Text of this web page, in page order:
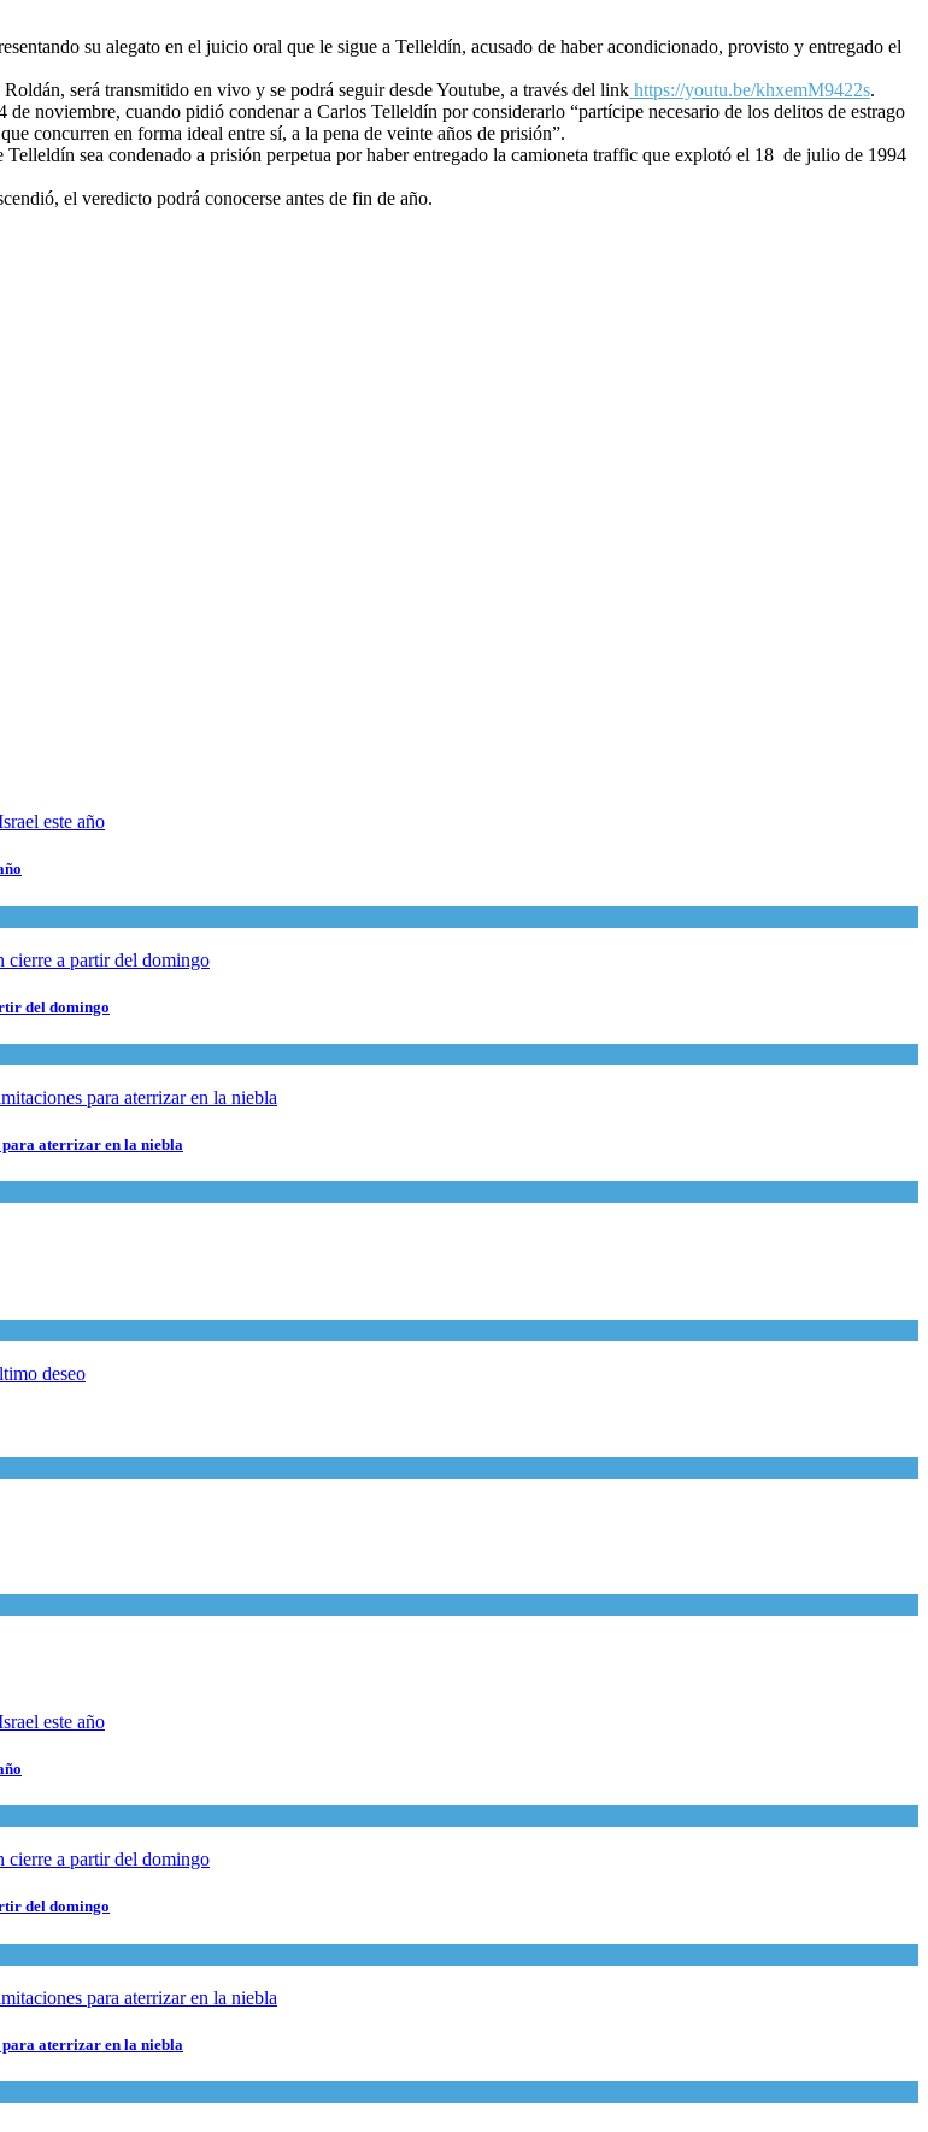
su alegato en el juicio oral que le sigue a Telleldín, acusado de haber acondicionado, provisto y entregado el
será transmitido en vivo y se podrá seguir desde Youtube, a través del link https://youtu.be/khxemM9422s.
noviembre, cuando pidió condenar a Carlos Telleldín por considerarlo “partícipe necesario de los delitos de estrago
concurren en forma ideal entre sí, a la pena de veinte años de prisión”.
sea condenado a prisión perpetua por haber entregado la camioneta traffic que explotó el 18 de julio de 1994
el veredicto podrá conocerse antes de fin de año.
del domingo
aterrizar en la niebla
del domingo
aterrizar en la niebla